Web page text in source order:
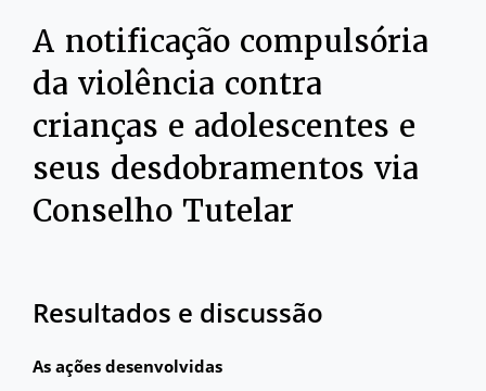
A notificação compulsória
da violência contra
crianças e adolescentes e
seus desdobramentos via
Conselho Tutelar
Resultados e discussão
As ações desenvolvidas